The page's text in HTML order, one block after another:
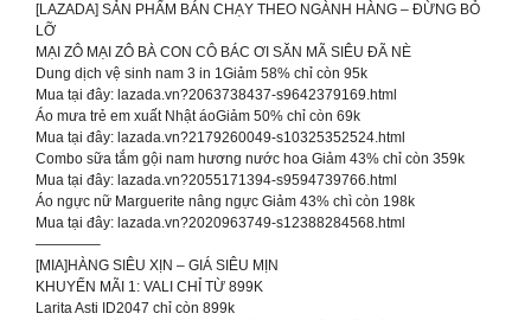
[LAZADA] SẢN PHẨM BÁN CHẠY THEO NGÀNH HÀNG – ĐỪNG BỎ
LỠ
MẠI ZÔ MẠI ZÔ BÀ CON CÔ BÁC ƠI SĂN MÃ SIÊU ĐÃ NÈ
Dung dịch vệ sinh nam 3 in 1Giảm 58% chỉ còn 95k
Mua tại đây: lazada.vn?2063738437-s9642379169.html
Áo mưa trẻ em xuất Nhật áoGiảm 50% chỉ còn 69k
Mua tại đây: lazada.vn?2179260049-s10325352524.html
Combo sữa tắm gội nam hương nước hoa Giảm 43% chỉ còn 359k
Mua tại đây: lazada.vn?2055171394-s9594739766.html
Áo ngực nữ Marguerite nâng ngực Giảm 43% chì còn 198k
Mua tại đây: lazada.vn?2020963749-s12388284568.html
————–
[MIA]HÀNG SIÊU XỊN – GIÁ SIÊU MỊN
KHUYẾN MÃI 1: VALI CHỈ TỪ 899K
Larita Asti ID2047 chỉ còn 899k